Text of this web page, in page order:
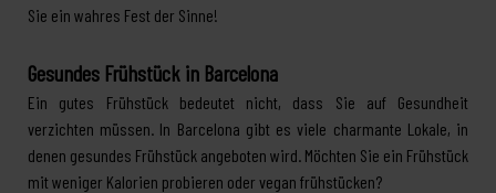
Sie ein wahres Fest der Sinne!
Gesundes Frühstück in Barcelona
Ein gutes Frühstück bedeutet nicht, dass Sie auf Gesundheit
verzichten müssen. In Barcelona gibt es viele charmante Lokale, in
denen gesundes Frühstück angeboten wird. Möchten Sie ein Frühstück
mit weniger Kalorien probieren oder vegan frühstücken?